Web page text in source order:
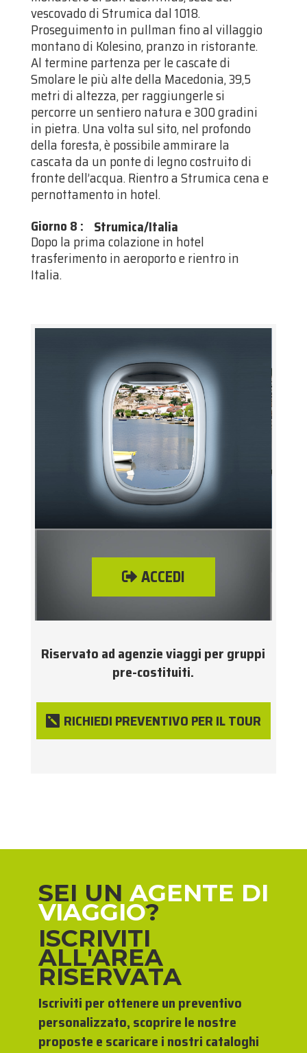
vescovado di Strumica dal 1018.
Proseguimento in pullman fino al villaggio
montano di Kolesino, pranzo in ristorante.
Al termine partenza per le cascate di
Smolare le più alte della Macedonia, 39,5
metri di altezza, per raggiungerle si
percorre un sentiero natura e 300 gradini
in pietra. Una volta sul sito, nel profondo
della foresta, è possibile ammirare la
cascata da un ponte di legno costruito di
fronte dell’acqua. Rientro a Strumica cena e
pernottamento in hotel.
Giorno 8 : Strumica/Italia
Dopo la prima colazione in hotel
trasferimento in aeroporto e rientro in
Italia.
ACCEDI
Riservato ad agenzie viaggi per gruppi
pre-costituiti.
RICHIEDI PREVENTIVO PER IL TOUR
SEI UN AGENTE DI
VIAGGIO?
ISCRIVITI
ALL'AREA
RISERVATA
Iscriviti per ottenere un preventivo
personalizzato, scoprire le nostre
proposte e scaricare i nostri cataloghi